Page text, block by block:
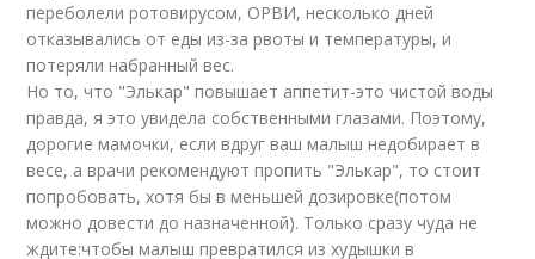
переболели ротовирусом, ОРВИ, несколько дней
отказывались от еды из-за рвоты и температуры, и
потеряли набранный вес.
Но то, что "Элькар" повышает аппетит-это чистой воды
правда, я это увидела собственными глазами. Поэтому,
дорогие мамочки, если вдруг ваш малыш недобирает в
весе, а врачи рекомендуют пропить "Элькар", то стоит
попробовать, хотя бы в меньшей дозировке(потом
можно довести до назначенной). Только сразу чуда не
ждите:чтобы малыш превратился из худышки в